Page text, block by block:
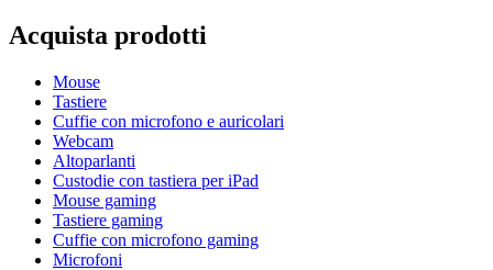
Acquista prodotti
Mouse
Tastiere
Cuffie con microfono e auricolari
Webcam
Altoparlanti
Custodie con tastiera per iPad
Mouse gaming
Tastiere gaming
Cuffie con microfono gaming
Microfoni